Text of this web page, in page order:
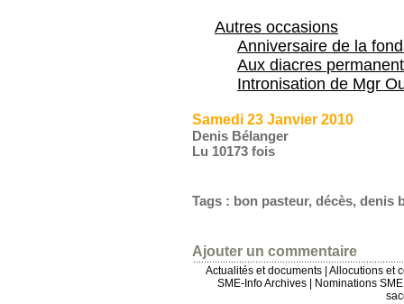
Autres occasions
Anniversaire de la
Aux diacres
Intronisation de Mgr
Samedi 23 Janvier 2010
Denis Bélanger
Lu 10173 fois
Tags : bon pasteur,décès,denis
Ajouter un commentaire
Actualités et documents
Allocutions et
SME-Info Archives
Nominations